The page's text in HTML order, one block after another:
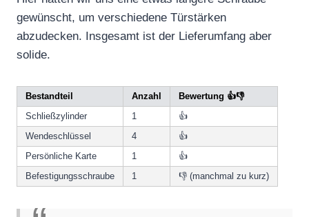
gewünscht, um verschiedene Türstärken
abzudecken. Insgesamt ist der Lieferumfang aber
solide.
Bestandteil Anzahl
Bewertung 👍👎
Schließzylinder
1
👍
Wendeschlüssel
4
👍
Persönliche Karte
1
👍
Befestigungsschraube
1 👎 (manchmal zu kurz)